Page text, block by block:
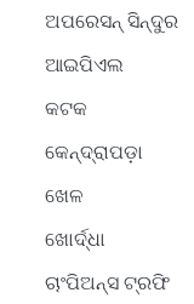
ଅପରେସନ୍ ସିନ୍ଦୁର
ଆଇପିଏଲ
କଟକ
କେନ୍ଦ୍ରାପଡ଼ା
ଖେଳ
ଖୋର୍ଦ୍ଧା
ଚାଂପିଅନ୍ସ ଟ୍ରଫି